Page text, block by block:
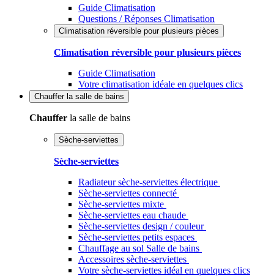
Guide Climatisation
Questions / Réponses Climatisation
Climatisation réversible pour plusieurs pièces
Climatisation réversible pour plusieurs pièces
Guide Climatisation
Votre climatisation idéale en quelques clics
Chauffer la salle de bains
Chauffer la salle de bains
Sèche-serviettes
Sèche-serviettes
Radiateur sèche-serviettes électrique
Sèche-serviettes connecté
Sèche-serviettes mixte
Sèche-serviettes eau chaude
Sèche-serviettes design / couleur
Sèche-serviettes petits espaces
Chauffage au sol Salle de bains
Accessoires sèche-serviettes
Votre sèche-serviettes idéal en quelques clics